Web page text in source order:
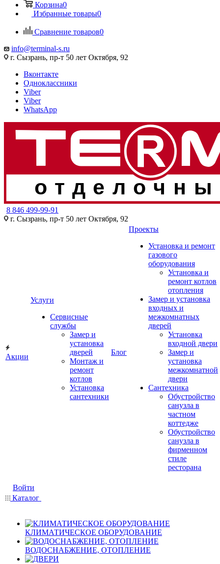
Корзина0
Избранные товары0
Сравнение товаров0
info@terminal-s.ru
г. Сызрань, пр-т 50 лет Октября, 92
Вконтакте
Одноклассники
Viber
Viber
WhatsApp
8 846 499-99-91
г. Сызрань, пр-т 50 лет Октября, 92
Акции
Услуги
Сервисные
службы
Замер и
установка
дверей
Монтаж и
ремонт
котлов
Установка
сантехники
Блог
Проекты
Установка и ремонт
газового
оборудования
Установка и
ремонт котлов
отопления
Замер и установка
входных и
межкомнатных
дверей
Установка
входной двери
Замер и
установка
межкомнатной
двери
Сантехника
Обустройство
санузла в
частном
коттедже
Обустройство
санузла в
фирменном
стиле
ресторана
Войти
Каталог
КЛИМАТИЧЕСКОЕ ОБОРУДОВАНИЕ
ВОДОСНАБЖЕНИЕ, ОТОПЛЕНИЕ